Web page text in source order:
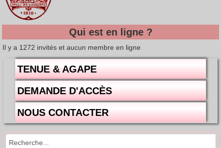
Qui est en ligne ?
Il y a 1272 invités et aucun membre en ligne
TENUE & AGAPE
DEMANDE D'ACCÈS
NOUS CONTACTER